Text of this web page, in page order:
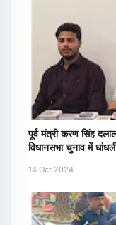
पूर्व मंत्री करण सिंह
विधानसभा चुनाव में
14 Oct 2024